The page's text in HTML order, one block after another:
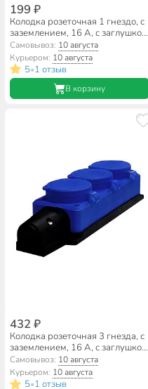
199 ₽
Колодка розеточная 1 гнездо, с
заземлением, 16 А, с заглушкой,
настенная, IP44, каучук, синий,
UNIVersal, 3047
Самовывоз: 10 августа
Курьером: 10 августа
5•1 отзыв
В корзину
432 ₽
Колодка розеточная 3 гнезда, с
заземлением, 16 А, с заглушкой,
1-фазная, IP44, каучук, синий,
UNIVersal, 3044
Самовывоз: 10 августа
Курьером: 10 августа
5•1 отзыв